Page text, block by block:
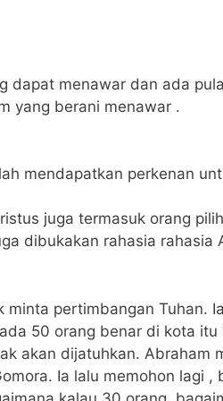
dapat menawar dan ada
yang berani menawar .
mendapatkan perkenan
juga termasuk orang
dibukakan rahasia rahasia
minta pertimbangan Tuhan.
50 orang benar di kota itu
akan dijatuhkan. Abraham
Ia lalu memohon lagi ,